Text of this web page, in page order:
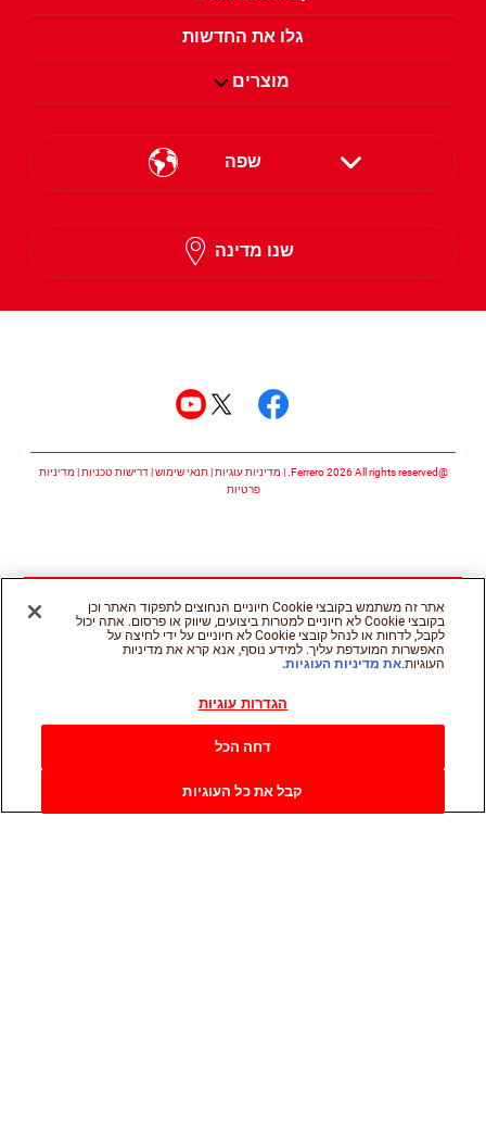
גלו את החדשות
מוצרים
שפה
English
שנו מדינה
@Ferrero 2026 All rights reserved. מדיניות עוגיות תנאי שימוש דרישות טכניות
מדיניות
פרטיות
אתר זה משתמש בקובצי Cookie חיוניים הנחוצים לתפקוד האתר וכן
בקובצי Cookie לא חיוניים למטרות ביצועים, שיווק או פרסום. אתה יכול
לקבל, לדחות או לנהל קובצי Cookie לא חיוניים על ידי לחיצה על
האפשרות המועדפת עליך. למידע נוסף, אנא קרא את מדיניות
העוגיות.את מדיניות העוגיות.
הגדרות עוגיות
דחה הכל
קבל את כל העוגיות